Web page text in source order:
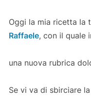
Oggi la mia ricetta la
Raffaele, con il quale
una nuova rubrica
Se vi va di sbirciare